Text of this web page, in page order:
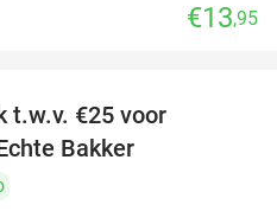
€13,95
t.w.v. €25 voor
Bakker